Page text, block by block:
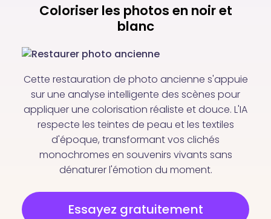
Coloriser les photos en noir et
blanc
Cette restauration de photo ancienne s'appuie
sur une analyse intelligente des scènes pour
appliquer une colorisation réaliste et douce. L'IA
respecte les teintes de peau et les textiles
d'époque, transformant vos clichés
monochromes en souvenirs vivants sans
dénaturer l'émotion du moment.
Essayez gratuitement